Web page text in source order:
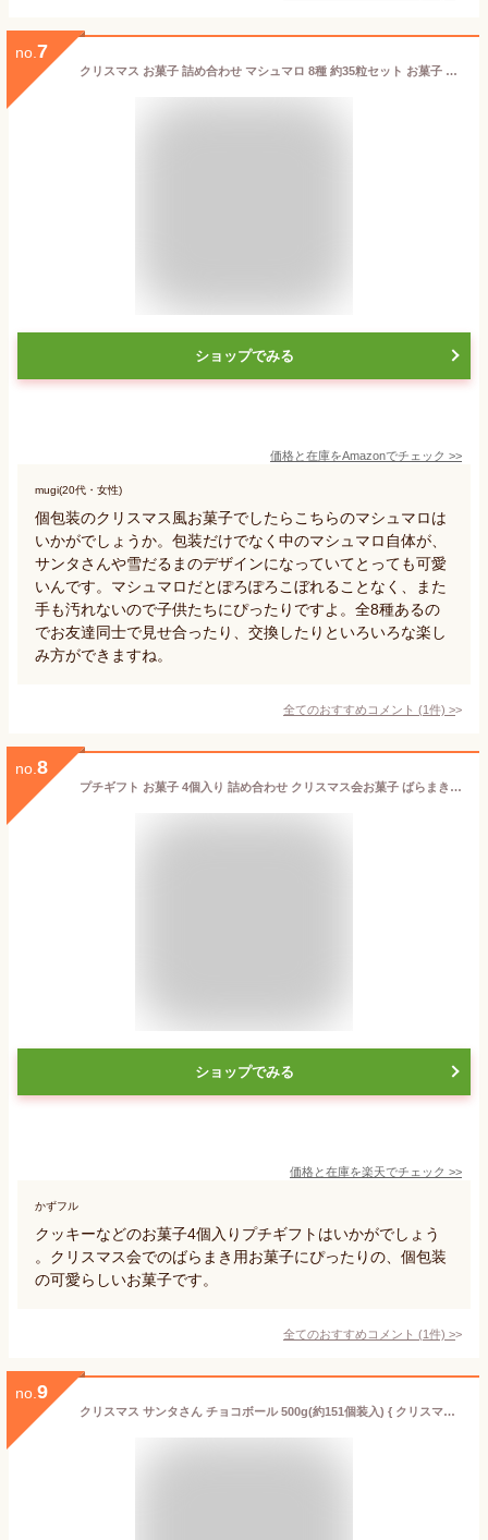
no. 7
クリスマス お菓子 詰め合わせ マシュマロ 8種 約35粒セット お菓子 詰め合わせ 駄菓子 プレゼント ギフト - グミ 個包装 業務用 大量 人気 クリスマス プレゼント 子供 ギフト パーティー 誕生日 イベント 女子会 子供会 歓迎会 女の子 男の子 (クリスマス グミ 詰め合わせ 35粒入)
ショップでみる
価格と在庫をAmazonでチェック >>
mugi(20代・女性)
個包装のクリスマス風お菓子でしたらこちらのマシュマロは
いかがでしょうか。包装だけでなく中のマシュマロ自体が、
サンタさんや雪だるまのデザインになっていてとっても可愛
いんです。マシュマロだとぽろぽろこぼれることなく、また
手も汚れないので子供たちにぴったりですよ。全8種あるの
でお友達同士で見せ合ったり、交換したりといろいろな楽し
み方ができますね。
全てのおすすめコメント (1件) >
no. 8
プチギフト お菓子 4個入り 詰め合わせ クリスマス会お菓子 ばらまき 個包装 菓子 おかし詰め合わせ お礼 クリスマス会 お菓子詰め合わせ 個包装のお菓子 クラッカー ばらまき用お菓子 アニマル クッキー クリスマスばらまきお菓子 かわいいお菓子ギフト 子供向け ギフト
ショップでみる
価格と在庫を楽天でチェック >>
かずフル
クッキーなどのお菓子4個入りプチギフトはいかがでしょう
。クリスマス会でのばらまき用お菓子にぴったりの、個包装
の可愛らしいお菓子です。
全てのおすすめコメント (1件) >
no. 9
クリスマス サンタさん チョコボール 500g(約151個装入) { クリスマス菓子 糖衣チョコ }{ お菓子 チョコレート サンタクロース 子供会 クリスマス会 プレゼント 業務用 詰め合わせ 個包装 }[24J12] 大袋菓子